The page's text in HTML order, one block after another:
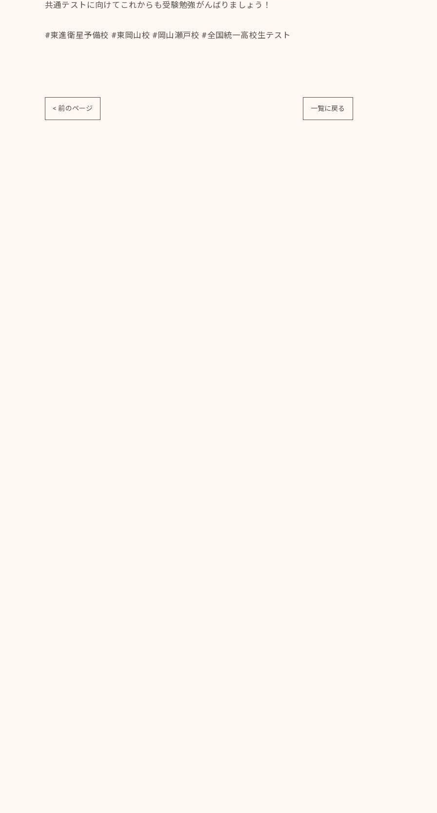
共通テストに向けてこれからも受験勉強がんばりましょう！
#東進衛星予備校 #東岡山校 #岡山瀬戸校 #全国統一高校生テスト
< 前のページ 一覧に戻る